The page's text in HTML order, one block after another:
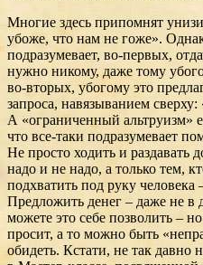
Многие здесь припомнят
убоже, что нам не гоже».
подразумевает, во-первых,
нужно никому, даже тому
во-вторых, убогому это
запроса, навязыванием
А «ограниченный альтруизм»
что все-таки подразумевает
Не просто ходить и раздавать
надо и не надо, а только тем,
подхватить под руку человека
Предложить денег – даже не в
можете это себе позволить –
просит, а то можно быть
обидеть. Кстати, не так давно